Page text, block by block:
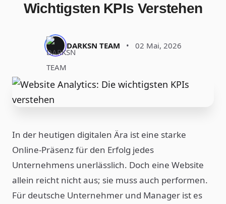
Wichtigsten KPIs Verstehen
DARKSN TEAM • 02 Mai, 2026
In der heutigen digitalen Ära ist eine starke
Online-Präsenz für den Erfolg jedes
Unternehmens unerlässlich. Doch eine Website
allein reicht nicht aus; sie muss auch performen.
Für deutsche Unternehmer und Manager ist es